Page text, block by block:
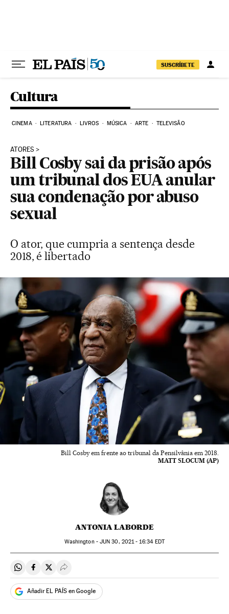
SUSCRÍBETE
Cultura
CINEMA LITERATURA LIVROS MÚSICA ARTE TELEVISÃO
ATORES
Bill Cosby sai da prisão após
um tribunal dos EUA anular
sua condenação por abuso
sexual
O ator, que cumpria a sentença desde
2018, é libertado
Bill Cosby em frente ao tribunal da Pensilvânia em 2018.
MATT SLOCUM (AP)
ANTONIA LABORDE
Washington - JUN 30, 2021 - 16:34EDT
Compartir en Whatsapp
Compartir en Facebook
Compartir en Twitter
Desplegar Redes Sociales
Añadir EL PAÍS en Google